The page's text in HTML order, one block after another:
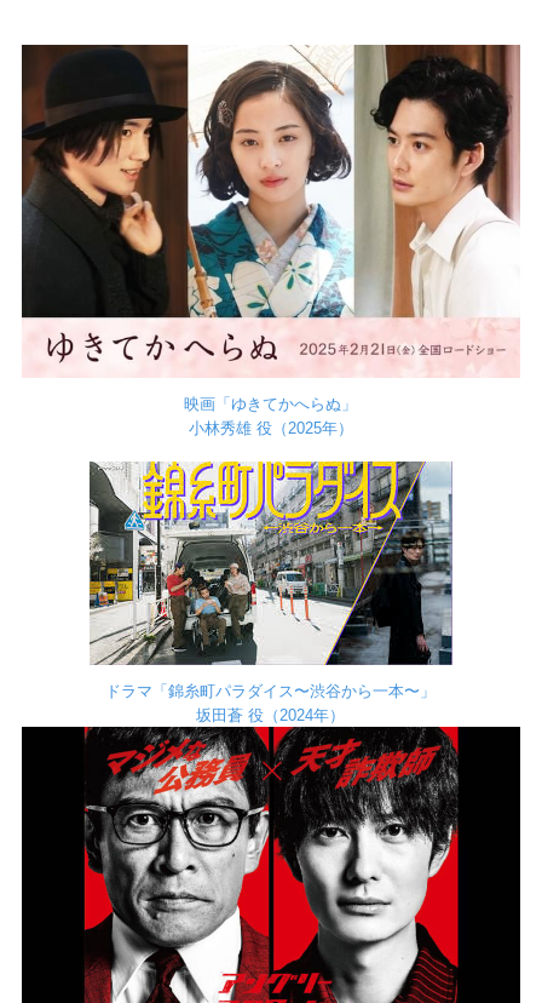
映画「ゆきてかへらぬ」
小林秀雄 役（2025年）
ドラマ「錦糸町パラダイス〜渋谷から一本〜」
坂田蒼 役（2024年）